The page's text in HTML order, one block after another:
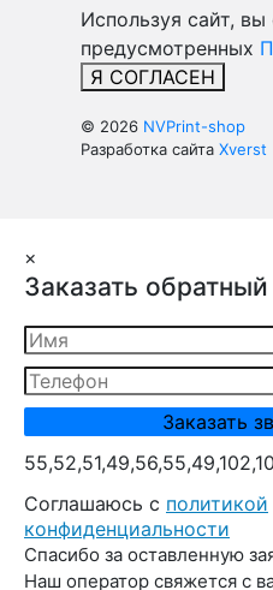
Используя сайт,
предусмотренных
Я СОГЛАСЕН
© 2026 NVPrint-shop
Разработка сайта Xverst
×
Заказать
Cоглашаюсь с политикой
конфиденциальности
Спасибо за оставленную
Наш оператор свяжется с